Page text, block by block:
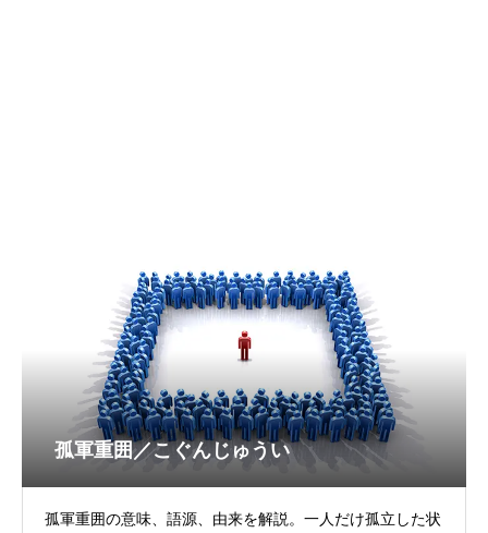
孤軍重囲／こぐんじゅうい
孤軍重囲の意味、語源、由来を解説。一人だけ孤立した状